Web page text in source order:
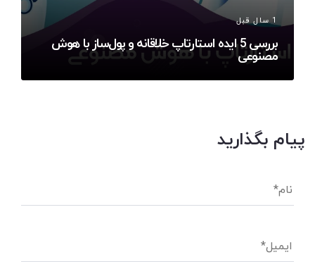
1 سال قبل
بررسی 5 ایده استارتاپ خلاقانه و پول‌ساز با هوش
مصنوعی
پیام بگذارید